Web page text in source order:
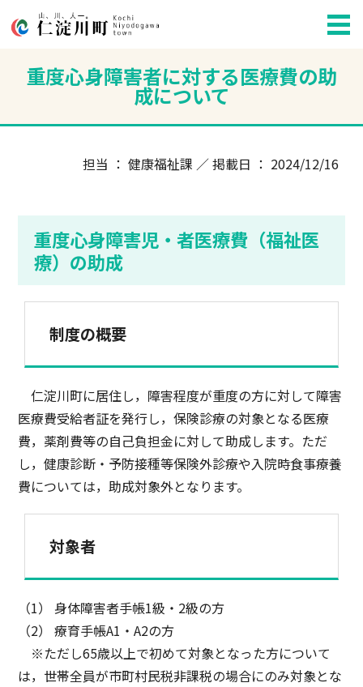
重度心身障害者に対する医療費の助
成について
担当 ： 健康福祉課 ／ 掲載日 ： 2024/12/16
重度心身障害児・者医療費（福祉医
療）の助成
制度の概要
仁淀川町に居住し，障害程度が重度の方に対して障害
医療費受給者証を発行し，保険診療の対象となる医療
費，薬剤費等の自己負担金に対して助成します。ただ
し，健康診断・予防接種等保険外診療や入院時食事療養
費については，助成対象外となります。
対象者
（1） 身体障害者手帳1級・2級の方
（2） 療育手帳A1・A2の方
※ただし65歳以上で初めて対象となった方について
は，世帯全員が市町村民税非課税の場合にのみ対象とな